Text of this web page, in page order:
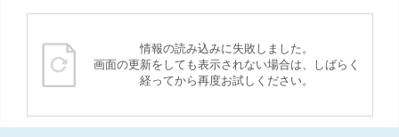
情報の読み込みに失敗しました。
画面の更新をしても表示されない場合は、しばらく
経ってから再度お試しください。